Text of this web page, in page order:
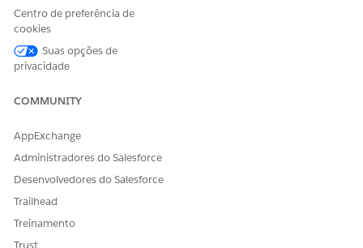
defina as configurações de acordo com suas necessidades.
Os clientes podem iniciar uma interação com o agente
diretamente de um site do Experience Cloud.
Centro de preferência de
cookies
Suas opções de
privacidade
COMMUNITY
AppExchange
Administradores do Salesforce
Desenvolvedores do Salesforce
Trailhead
Treinamento
Trust